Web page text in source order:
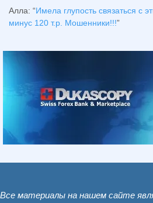
Алла: “Имела глупость связаться с
минус 120 т.р. Мошенники!!!”
Все материалы на нашем сайте